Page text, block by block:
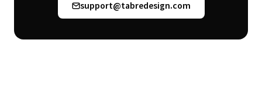
support@tabredesign.com